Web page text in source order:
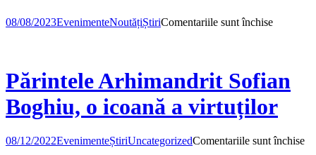
08/08/2023EvenimenteNoutățiȘtiriComentariile sunt închisepentru
Kition
exarh
Lefcara
la
Părintele Arhimandrit Sofian
Boghiu, o icoană a virtuților
08/12/2022EvenimenteȘtiriUncategorizedComentariile sunt închise